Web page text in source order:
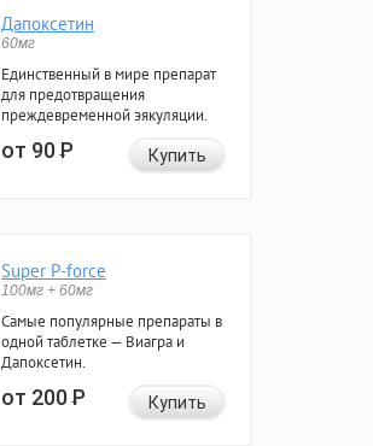
Дапоксетин
60мг
Единственный в мире препарат
для предотвращения
преждевременной эякуляции.
от 90Р Купить
Super P-force
100мг + 60мг
Самые популярные препараты в
одной таблетке — Виагра и
Дапоксетин.
от 200Р Купить